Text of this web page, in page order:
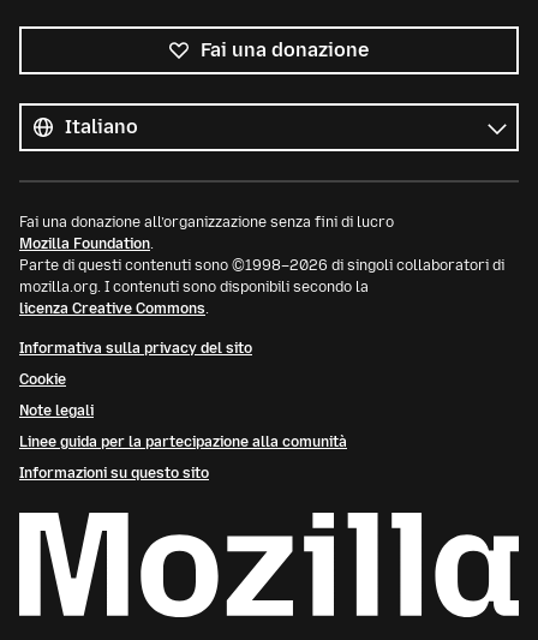
Fai una donazione
le
lingue
Lingua
Fai una donazione all’organizzazione senza fini di lucro
Mozilla Foundation.
Parte di questi contenuti sono ©1998–2026 di singoli collaboratori di
mozilla.org. I contenuti sono disponibili secondo la
licenza Creative Commons.
Informativa sulla privacy del sito
Cookie
Note legali
Linee guida per la partecipazione alla comunità
Informazioni su questo sito